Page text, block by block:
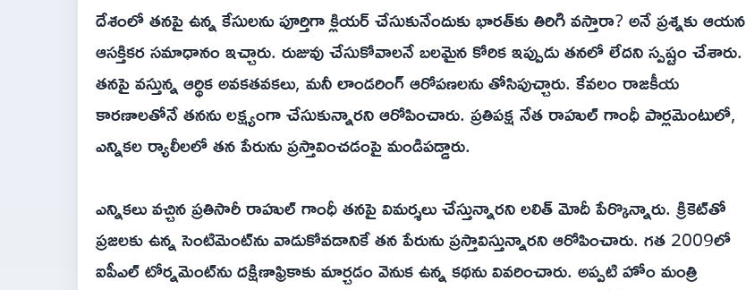
దేశంలో తనపై ఉన్న కేసులను పూర్తిగా క్లియర్ చేసుకునేందుకు భారత్‌కు తిరిగి వస్తారా? అనే ప్రశ్నకు ఆయన
ఆసక్తికర సమాధానం ఇచ్చారు. రుజువు చేసుకోవాలనే బలమైన కోరిక ఇప్పుడు తనలో లేదని స్పష్టం చేశారు.
తనపై వస్తున్న ఆర్థిక అవకతవకలు, మనీ లాండరింగ్ ఆరోపణలను తోసిపుచ్చారు. కేవలం రాజకీయ
కారణాలతోనే తనను లక్ష్యంగా చేసుకున్నారని ఆరోపించారు. ప్రతిపక్ష నేత రాహుల్ గాంధీ పార్లమెంటులో,
ఎన్నికల ర్యాలీలలో తన పేరును ప్రస్తావించడంపై మండిపడ్డారు.
ఎన్నికలు వచ్చిన ప్రతిసారీ రాహుల్ గాంధీ తనపై విమర్శలు చేస్తున్నారని లలిత్ మోదీ పేర్కొన్నారు. క్రికెట్‌తో
ప్రజలకు ఉన్న సెంటిమెంట్‌ను వాడుకోవడానికే తన పేరును ప్రస్తావిస్తున్నారని ఆరోపించారు. గత 2009లో
ఐపీఎల్ టోర్నమెంట్‌ను దక్షిణాఫ్రికాకు మార్చడం వెనుక ఉన్న కథను వివరించారు. అప్పటి హోం మంత్రి